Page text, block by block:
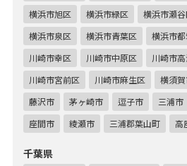
横浜市旭区
横浜市緑区 横浜市瀬谷
横浜市泉区
横浜市青葉区 横浜市
川崎市幸区
川崎市中原区 川崎市
川崎市宮前区
川崎市麻生区 横須
藤沢市
茅ヶ崎市 逗子市 三浦市
座間市
綾瀬市 三浦郡葉山町 高
千葉県